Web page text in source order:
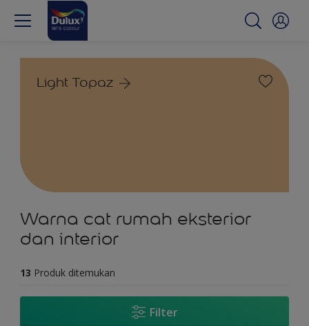
Light Topaz
Warna cat rumah eksterior
dan interior
13 Produk ditemukan
Filter